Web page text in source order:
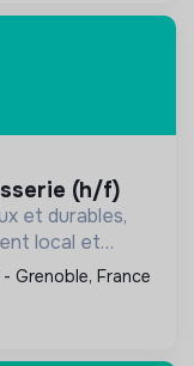
(h/f)
et durables,
local et
et
Grenoble, France